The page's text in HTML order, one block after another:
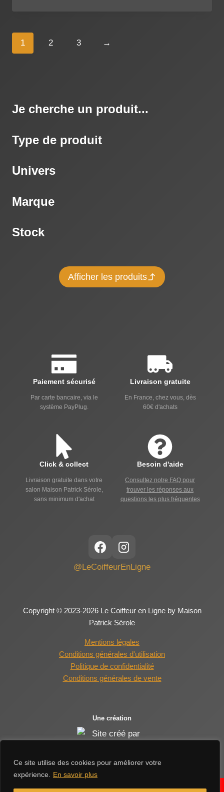
En raison des congés d'été de nos fournisseurs, les délais de
Ce site utilise des cookies pour améliorer votre
expérience.
En savoir plus
1 2 3 →
Je cherche un produit...
Type de produit
Univers
Marque
Stock
Afficher les produits
Paiement sécurisé
Par carte bancaire, via le
système PayPlug.
Livraison gratuite
En France, chez vous, dès
60€ d'achats
Click & collect
Livraison gratuite dans votre
salon Maison Patrick Sérole,
sans minimum d'achat
Besoin d'aide
Consultez notre FAQ pour
trouver les réponses aux
questions les plus fréquentes
@LeCoiffeurEnLigne
Copyright © 2023-2026 Le Coiffeur en Ligne by Maison
Patrick Sérole
Mentions légales
Conditions générales d'utilisation
Politique de confidentialité
Conditions générales de vente
Une création